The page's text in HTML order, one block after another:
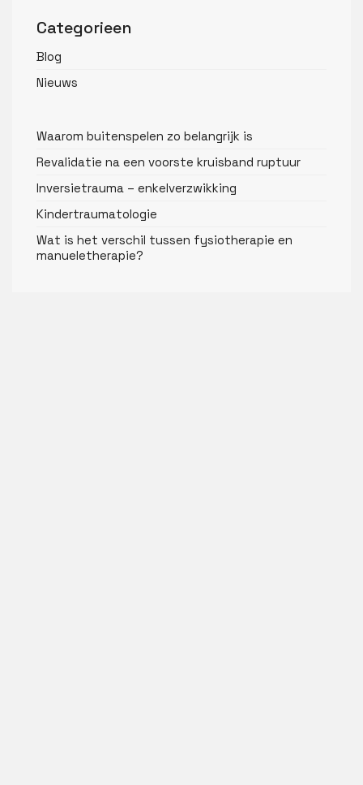
Categorieen
Blog
Nieuws
Waarom buitenspelen zo belangrijk is
Revalidatie na een voorste kruisband ruptuur
Inversietrauma – enkelverzwikking
Kindertraumatologie
Wat is het verschil tussen fysiotherapie en
manueletherapie?